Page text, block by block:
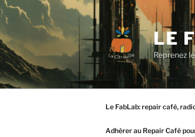
Aller
au
principal
LE
Reprenez
Le FabLab: repair café,
Adhérer au Repair Café